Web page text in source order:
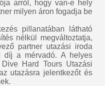
arról, hogy van-e hely
milyen áron fogadja be
pillanatában látható
nélkül megváltoztatja,
partner utazási iroda
díj a mérvadó. A helyes
Hard Tours Utazási
utazásra jelentkezőt és